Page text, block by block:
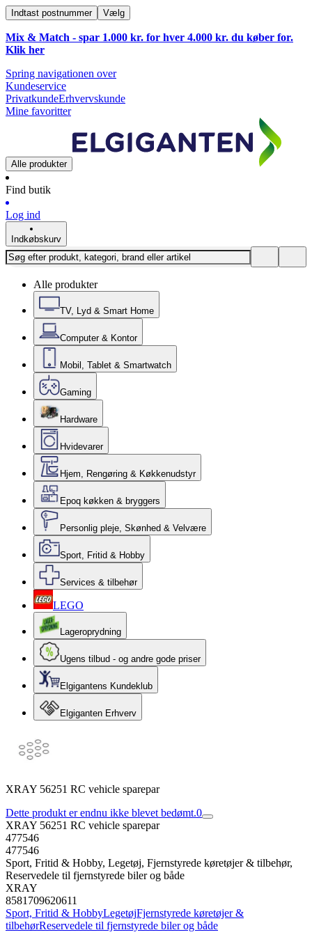
Indtast postnummer Vælg
Mix & Match - spar 1.000 kr. for hver 4.000 kr. du køber for.
Klik her
Spring navigationen over
Kundeservice
PrivatkundeErhvervskunde
Mine favoritter
Alle produkter
Find butik
Log ind
Indkøbskurv
Alle produkter
TV, Lyd & Smart Home
Computer & Kontor
Mobil, Tablet & Smartwatch
Gaming
Hardware
Hvidevarer
Hjem, Rengøring & Køkkenudstyr
Epoq køkken & bryggers
Personlig pleje, Skønhed & Velvære
Sport, Fritid & Hobby
Services & tilbehør
LEGO
Lageroprydning
Ugens tilbud - og andre gode priser
Elgigantens Kundeklub
Elgiganten Erhverv
XRAY 56251 RC vehicle sparepar
Dette produkt er endnu ikke blevet bedømt.0
XRAY 56251 RC vehicle sparepar
477546
477546
Sport, Fritid & Hobby, Legetøj, Fjernstyrede køretøjer & tilbehør,
Reservedele til fjernstyrede biler og både
XRAY
8581709620611
Sport, Fritid & HobbyLegetøjFjernstyrede køretøjer &
tilbehørReservedele til fjernstyrede biler og både